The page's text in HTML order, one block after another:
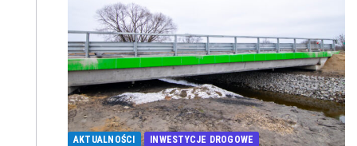
AKTUALNOŚCI INWESTYCJE DROGOWE